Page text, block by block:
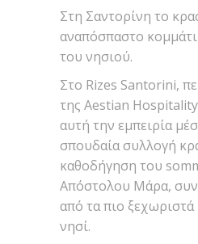
Στη Σαντορίνη το
αναπόσπαστο
του νησιού.
Στο Rizes Santorini,
της Aestian
αυτή την εμπειρία
σπουδαία συλλογή
καθοδήγηση του
Απόστολου Μάρα,
από τα πιο ξεχωριστά
νησί.